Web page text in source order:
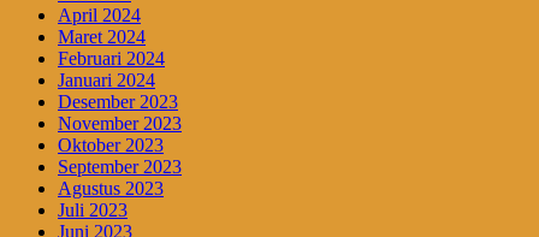
April 2024
Maret 2024
Februari 2024
Januari 2024
Desember 2023
November 2023
Oktober 2023
September 2023
Agustus 2023
Juli 2023
Juni 2023